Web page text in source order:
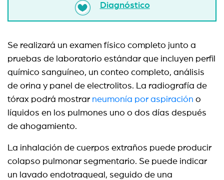
Diagnóstico
Se realizará un examen físico completo junto a
pruebas de laboratorio estándar que incluyen perfil
químico sanguíneo, un conteo completo, análisis
de orina y panel de electrolitos. La radiografía de
tórax podrá mostrar neumonía por aspiración o
líquidos en los pulmones uno o dos días después
de ahogamiento.
La inhalación de cuerpos extraños puede producir
colapso pulmonar segmentario. Se puede indicar
un lavado endotraqueal, seguido de una